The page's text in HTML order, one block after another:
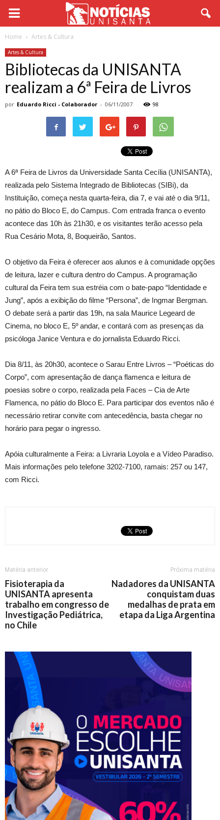
Home Artes & Cultura
Artes & Cultura
Bibliotecas da UNISANTA
realizam a 6ª Feira de Livros
por Eduardo Ricci - Colaborador - 06/11/2007 98
A 6ª Feira de Livros da Universidade Santa Cecília (UNISANTA),
realizada pelo Sistema Integrado de Bibliotecas (SIBi), da
Instituição, começa nesta quarta-feira, dia 7, e vai até o dia 9/11,
no pátio do Bloco E, do Campus. Com entrada franca o evento
acontece das 10h às 21h30, e os visitantes terão acesso pela
Rua Cesário Mota, 8, Boqueirão, Santos.
O objetivo da Feira é oferecer aos alunos e à comunidade opções
de leitura, lazer e cultura dentro do Campus. A programação
cultural da Feira tem sua estréia com o bate-papo “Identidade e
Jung”, após a exibição do filme “Persona”, de Ingmar Bergman.
O debate será a partir das 19h, na sala Maurice Legeard de
Cinema, no bloco E, 5º andar, e contará com as presenças da
psicóloga Janice Ventura e do jornalista Eduardo Ricci.
Dia 8/11, às 20h30, acontece o Sarau Entre Livros – “Poéticas do
Corpo”, com apresentação de dança flamenca e leitura de
poesias sobre o corpo, realizada pela Faces – Cia de Arte
Flamenca, no pátio do Bloco E. Para participar dos eventos não é
necessário retirar convite com antecedência, basta chegar no
horário para pegar o ingresso.
Apóia culturalmente a Feira: a Livraria Loyola e a Vídeo Paradiso.
Mais informações pelo telefone 3202-7100, ramais: 257 ou 147,
com Ricci.
Matéria anterior
Fisioterapia da
UNISANTA apresenta
trabalho em congresso de
Investigação Pediátrica,
no Chile
Próxima matéria
Nadadores da UNISANTA
conquistam duas
medalhas de prata em
etapa da Liga Argentina